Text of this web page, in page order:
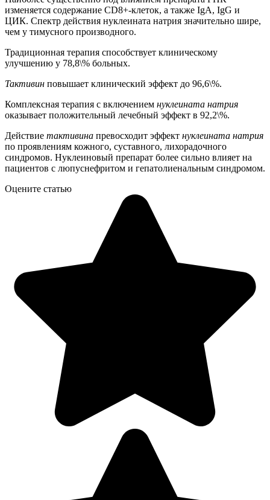
изменяется содержание СD8+-клеток, а также IgA, IgG и
ЦИК. Спектр действия нуклеината натрия значительно шире,
чем у тимусного производного.
Традиционная терапия способствует клиническому
улучшению у 78,8\% больных.
Тактивин повышает клинический эффект до 96,6\%.
Комплексная терапия с включением нуклеината натрия
оказывает положительный лечебный эффект в 92,2\%.
Действие тактивина превосходит эффект нуклеината натрия
по проявлениям кожного, суставного, лихорадочного
синдромов. Нуклеиновый препарат более сильно влияет на
пациентов с люпуснефритом и гепатолиенальным синдромом.
Оцените статью